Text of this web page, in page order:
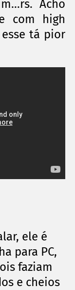
Acho
com high
tá pior
ele é
para PC,
faziam
e cheios